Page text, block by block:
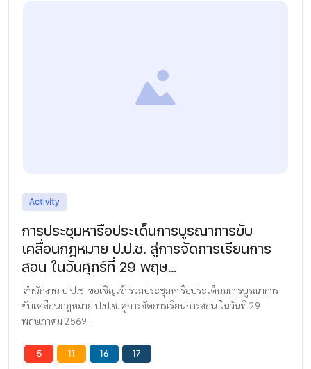
Activity
การประชุมหารือประเด็นการบูรณาการขับ
เคลื่อนกฎหมาย ป.ป.ช. สู่การจัดการเรียนการ
สอน ในวันศุกร์ที่ 29 พฤษ...
สำนักงาน ป.ป.ช. ขอเชิญเข้าร่วมประชุมหารือประเด็นมการบูรณาการ
ขับเคลื่อนกฎหมาย ป.ป.ช. สู่การจัดการเรียนการสอน ในวันที่ 29
พฤษภาคม 2569 ...
5 11 16 17